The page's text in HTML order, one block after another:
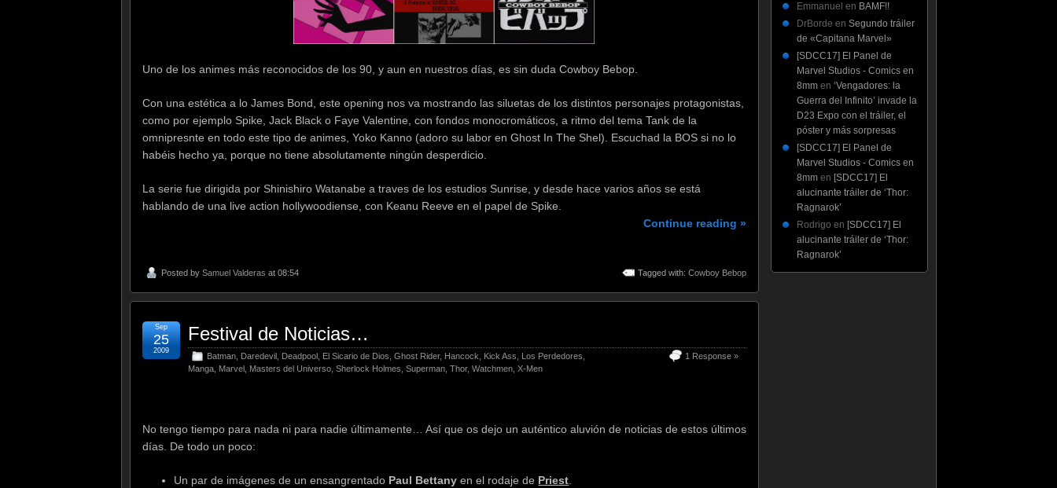
Uno de los animes más reconocidos de los 90, y aun en nuestros días, es sin duda Cowboy Bebop.
Con una estética a lo James Bond, este opening nos va mostrando las siluetas de los distintos personajes protagonistas,
como por ejemplo Spike, Jack Black o Faye Valentine, con fondos monocromáticos, a ritmo del tema Tank de la
omnipresnte en todo este tipo de animes, Yoko Kanno (adoro su labor en Ghost In The Shel). Escuchad la BOS si no lo
habéis hecho ya, porque no tiene absolutamente ningún desperdicio.
La serie fue dirigida por Shinishiro Watanabe a traves de los estudios Sunrise, y desde hace varios años se está
hablando de una live action hollywoodiense, con Keanu Reeve en el papel de Spike.
Continue reading »
Posted by Samuel Valderas at 08:54 Tagged with: Cowboy Bebop
Festival de Noticias…
Batman, Daredevil , Deadpool , El Sicario de Dios, Ghost Rider, Hancock, Kick Ass, Los Perdedores,
Manga, Marvel , Masters del Universo, Sherlock Holmes, Superman, Thor, Watchmen, X-Men
1 Response »
Sep
25
2009
No tengo tiempo para nada ni para nadie últimamente… Así que os dejo un auténtico aluvión de noticias de estos últimos
días. De todo un poco:
Un par de imágenes de un ensangrentado Paul Bettany en el rodaje de Priest
Emmanuel en BAMF!!
DrBorde en Segundo tráiler
de «Capitana Marvel»
[SDCC17] El Panel de
Marvel Studios - Comics en
8mmen ‘Vengadores: la
Guerra del Infinito’ invade la
D23 Expo con el tráiler, el
póster y más sorpresas
[SDCC17] El Panel de
Marvel Studios - Comics en
8mmen [SDCC17] El
alucinante tráiler de ‘Thor:
Ragnarok’
Rodrigo en [SDCC17] El
alucinante tráiler de ‘Thor:
Ragnarok’